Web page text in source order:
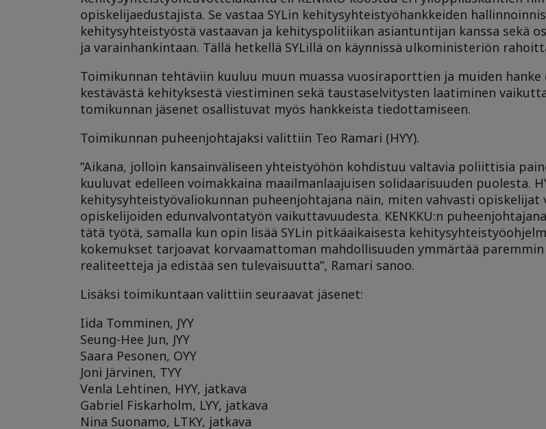
opiskelijaedustajista. Se vastaa SYLin kehitysyhteistyöhankkeiden
kehitysyhteistyöstä vastaavan ja kehityspolitiikan asiantuntijan kanssa sekä
ja varainhankintaan. Tällä hetkellä SYLillä on käynnissä ulkoministeriön
Toimikunnan tehtäviin kuuluu muun muassa vuosiraporttien ja muiden
kestävästä kehityksestä viestiminen sekä taustaselvitysten laatiminen
tomikunnan jäsenet osallistuvat myös hankkeista tiedottamiseen.
Toimikunnan puheenjohtajaksi valittiin Teo Ramari (HYY).
”Aikana, jolloin kansainväliseen yhteistyöhön kohdistuu valtavia poliittisia
kuuluvat edelleen voimakkaina maailmanlaajuisen solidaarisuuden puolesta.
kehitysyhteistyövaliokunnan puheenjohtajana näin, miten vahvasti
opiskelijoiden edunvalvontatyön vaikuttavuudesta. KENKKU:n
tätä työtä, samalla kun opin lisää SYLin pitkäaikaisesta
kokemukset tarjoavat korvaamattoman mahdollisuuden ymmärtää
realiteetteja ja edistää sen tulevaisuutta”, Ramari sanoo.
Lisäksi toimikuntaan valittiin seuraavat jäsenet:
Iida Tomminen, JYY
Seung-Hee Jun, JYY
Saara Pesonen, OYY
Joni Järvinen, TYY
Venla Lehtinen, HYY, jatkava
Gabriel Fiskarholm, LYY, jatkava
Nina Suonamo, LTKY, jatkava